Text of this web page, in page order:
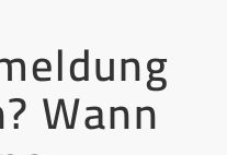
Wann